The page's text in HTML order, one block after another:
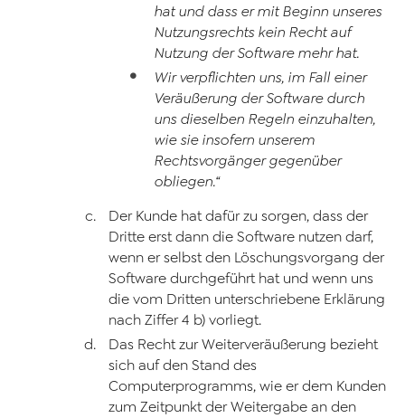
hat und dass er mit Beginn unseres
Nutzungsrechts kein Recht auf
Nutzung der Software mehr hat.
Wir verpflichten uns, im Fall einer
Veräußerung der Software durch
uns dieselben Regeln einzuhalten,
wie sie insofern unserem
Rechtsvorgänger gegenüber
obliegen.“
Der Kunde hat dafür zu sorgen, dass der
Dritte erst dann die Software nutzen darf,
wenn er selbst den Löschungsvorgang der
Software durchgeführt hat und wenn uns
die vom Dritten unterschriebene Erklärung
nach Ziffer 4 b) vorliegt.
Das Recht zur Weiterveräußerung bezieht
sich auf den Stand des
Computerprogramms, wie er dem Kunden
zum Zeitpunkt der Weitergabe an den